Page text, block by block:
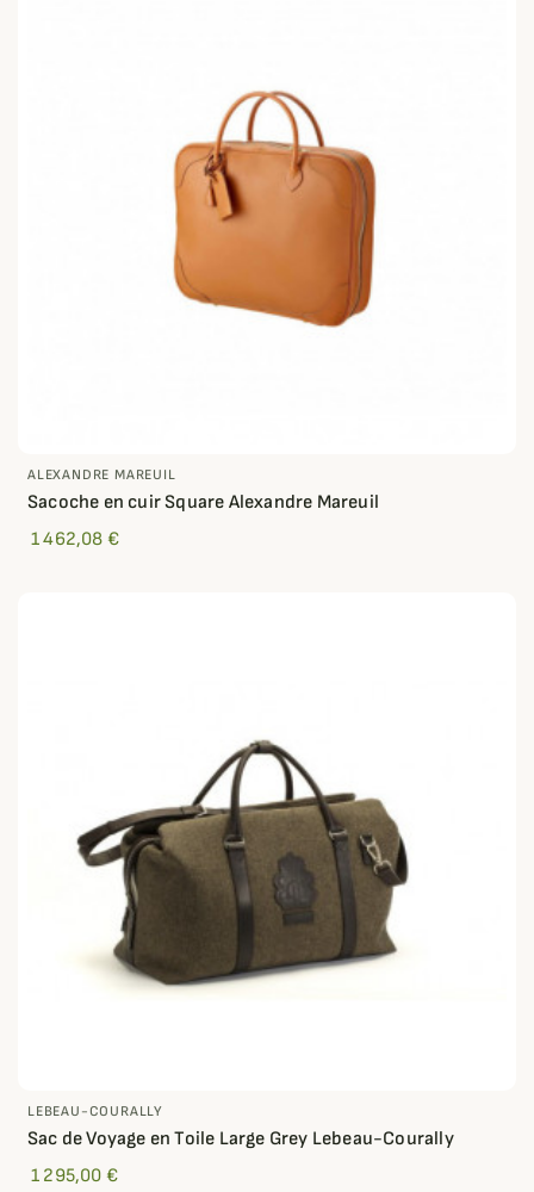
ALEXANDRE MAREUIL
Sacoche en cuir Square Alexandre Mareuil
1 462,08 €
LEBEAU-COURALLY
Sac de Voyage en Toile Large Grey Lebeau-Courally
1 295,00 €